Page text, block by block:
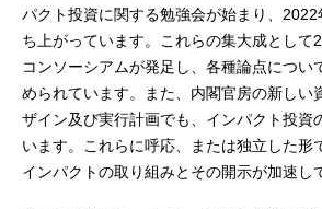
パクト投資に関する勉強会が始まり、
ち上がっています。これらの集大成として
コンソーシアムが発足し、各種論点につい
められています。また、内閣官房の新しい
ザイン及び実行計画でも、インパクト投資
います。これらに呼応、または独立した形
インパクトの取り組みとその開示が加速し